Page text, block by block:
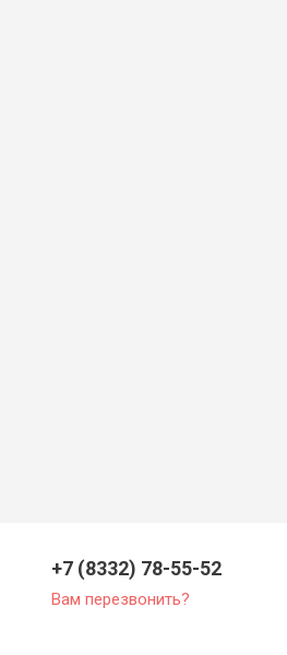
+7 (8332) 78-55-52
Вам перезвонить?